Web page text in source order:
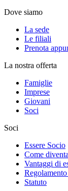
Dove siamo
La sede
Le filiali
Prenota
La nostra offerta
Famiglie
Imprese
Giovani
Soci
Soci
Essere Socio
Come
Vantaggi di
Statuto